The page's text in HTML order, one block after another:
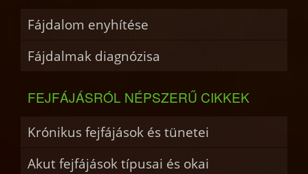
Fájdalom enyhítése
Fájdalmak diagnózisa
FEJFÁJÁSRÓL NÉPSZERŰ CIKKEK
Krónikus fejfájások és tünetei
Akut fejfájások típusai és okai